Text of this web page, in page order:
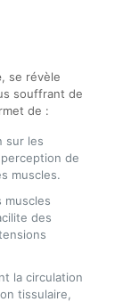
, se révèle
souffrant de
de :
sur les
de
muscles.
muscles
des
la circulation
tissulaire,